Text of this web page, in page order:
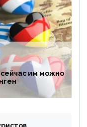
сейчас им можно